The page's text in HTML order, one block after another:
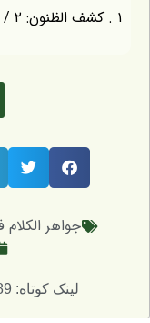
۱ . كشف الظنون: ۲ / ۱۸۹۱.
جواهر
لینک کوتاه: https://al-milani.com/?p=16789